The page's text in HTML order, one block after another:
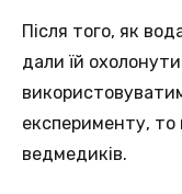
Після того, як
дали їй
експерименту,
ведмедиків.